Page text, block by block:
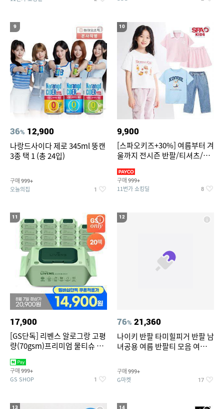
9
36% 12,900
나랑드사이다 제로 345ml 뚱캔
3종 택 1 (총 24입)
구매 999+
오늘의집 1
10
9,900
[스파오키즈+30%] 여름부터 겨
울까지 전시즌 반팔/티셔츠/셋
구매 999+
11번가 쇼킹딜 8
11
17,900
[GS단독] 리벤스 알로그랑 고평
량(70gsm)프리미엄 물티슈 70
구매 999+
GS SHOP 1
12
76% 21,360
나이키 반팔 타미힐피거 반팔 남
녀공용 여름 반팔티 모음 여름
구매 999+
G마켓 17
13 14